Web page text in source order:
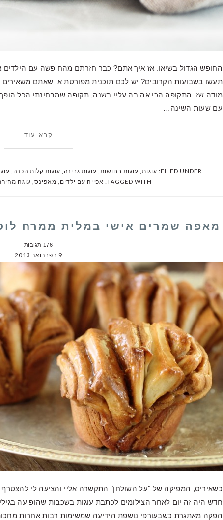
החופש הגדול בשיאו. אז איך אתם? כבר חזרתם מהחופשה עם הילדים
תעשו בשבועות הקרובים? יש לכם תוכנית מפורטת או שאתם משאירים
מודה שזו התקופה הכי אהובה עליי בשנה, תקופה שמבחינתי הכל הופך
עם שעות השינה…
קרא עוד
FILED UNDER: עוגות, עוגות בחושות, עוגות גבינה, עוגות קלות הכנה,
TAGGED WITH: אפייה עם ילדים , מאפינס, עוגה
מאפה שמרים אישי במלית ממרח
176 תגובות
9 בפברואר 2013
כשאיריס, המפיקה של "על השולחן" התקשרה אליי והציעה לי
חדש היה זה יום לאחר הצילומים לכתבת עוגות בשכבות שהופיעה
הפקה מאתגרת כשבעורפי נושפת הידיעה שמשימות רבות אחרות